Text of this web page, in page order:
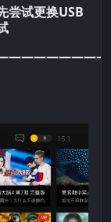
尝试更换USB